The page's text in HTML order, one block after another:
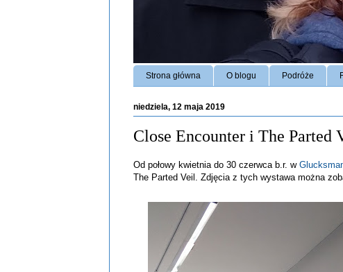
Strona główna O blogu Podróże
niedziela, 12 maja 2019
Close Encounter i The Parted
Od połowy kwietnia do 30 czerwca b.r. w
The Parted Veil. Zdjęcia z tych wystawa można